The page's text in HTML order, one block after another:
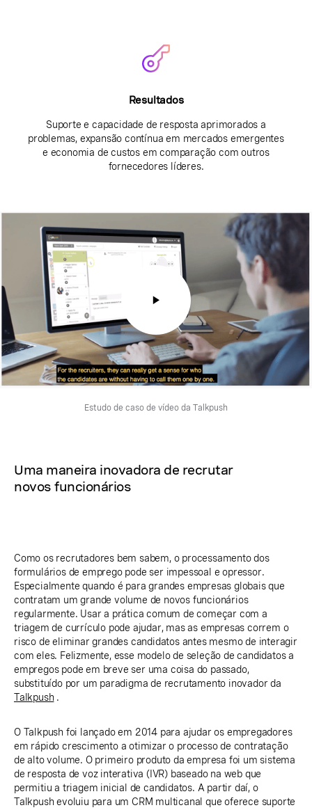
Resultados
Suporte e capacidade de resposta aprimorados a
problemas, expansão contínua em mercados emergentes
e economia de custos em comparação com outros
fornecedores líderes.
Estudo de caso de vídeo da Talkpush
Uma maneira inovadora de recrutar
novos funcionários
Como os recrutadores bem sabem, o processamento dos
formulários de emprego pode ser impessoal e opressor.
Especialmente quando é para grandes empresas globais que
contratam um grande volume de novos funcionários
regularmente. Usar a prática comum de começar com a
triagem de currículo pode ajudar, mas as empresas correm o
risco de eliminar grandes candidatos antes mesmo de interagir
com eles. Felizmente, esse modelo de seleção de candidatos a
empregos pode em breve ser uma coisa do passado,
substituído por um paradigma de recrutamento inovador da
Talkpush .
O Talkpush foi lançado em 2014 para ajudar os empregadores
em rápido crescimento a otimizar o processo de contratação
de alto volume. O primeiro produto da empresa foi um sistema
de resposta de voz interativa (IVR) baseado na web que
permitiu a triagem inicial de candidatos. A partir daí, o
Talkpush evoluiu para um CRM multicanal que oferece suporte